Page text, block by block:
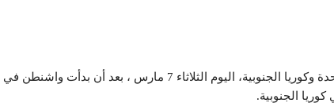
وجّهت الصين تحذيراً شديد اللهجة للولايات المتحدة وكوريا الجنوبية، اليوم الثلاثاء 7 مارس ، بعد أن بدأت واشنطن في
الجنوبية.